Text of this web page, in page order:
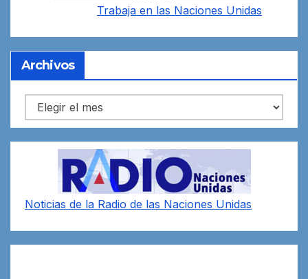
Trabaja en las Naciones Unidas
Archivos
Archivos
Noticias de la Radio de las Naciones Unidas